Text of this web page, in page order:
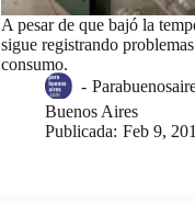
A pesar de que bajó la
sigue registrando
consumo.
-
Buenos Aires
Publicada: Feb 9,